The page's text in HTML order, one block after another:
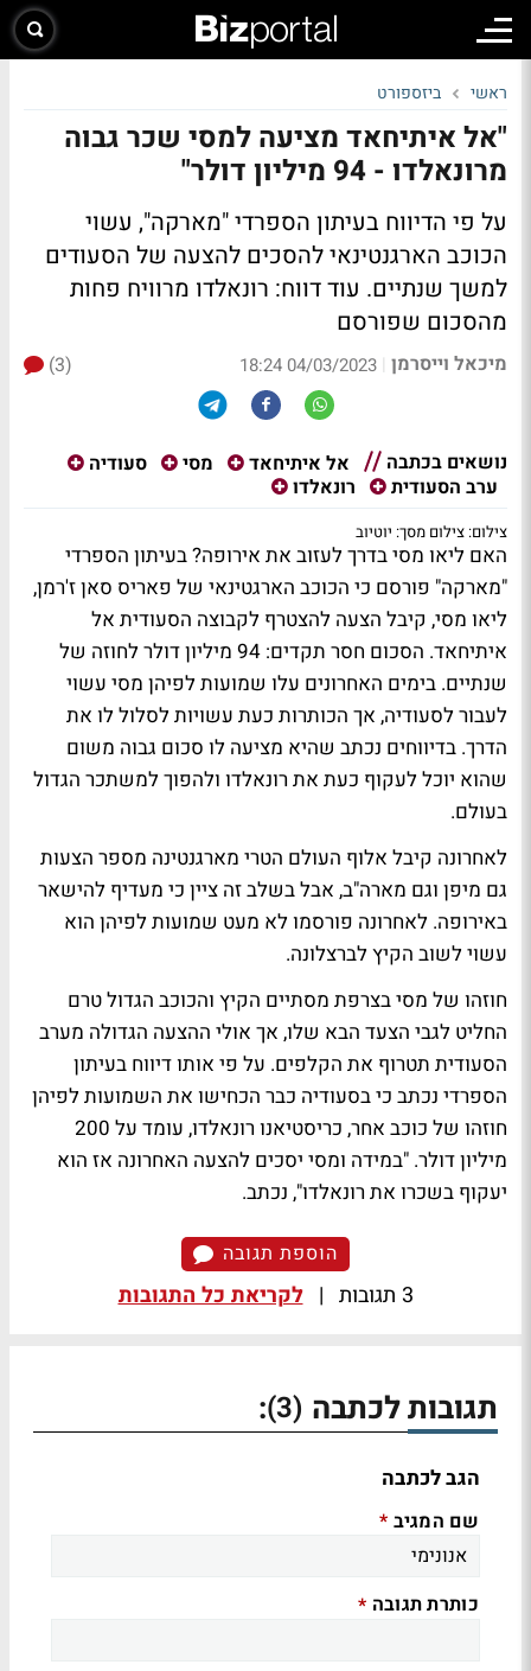
ראשי ביזספורט
"אל איתיחאד מציעה למסי שכר גבוה
מרונאלדו - 94 מיליון דולר"
על פי הדיווח בעיתון הספרדי "מארקה", עשוי
הכוכב הארגנטינאי להסכים להצעה של הסעודים
למשך שנתיים. עוד דווח: רונאלדו מרוויח פחות
מהסכום שפורסם
מיכאל וייסרמן |
04/03/2023 18:24
(3)
נושאים בכתבה אל איתיחאד מסי
סעודיה
ערב הסעודית
רונאלדו
צילום: צילום מסך: יוטיוב
האם ליאו מסי בדרך לעזוב את אירופה? בעיתון הספרדי
"מארקה" פורסם כי הכוכב הארגטינאי של פאריס סאן ז'רמן,
ליאו מסי, קיבל הצעה להצטרף לקבוצה הסעודית אל
איתיחאד. הסכום חסר תקדים: 94 מיליון דולר לחוזה של
שנתיים. בימים האחרונים עלו שמועות לפיהן מסי עשוי
לעבור לסעודיה, אך הכותרות כעת עשויות לסלול לו את
הדרך. בדיווחים נכתב שהיא מציעה לו סכום גבוה משום
שהוא יוכל לעקוף כעת את רונאלדו ולהפוך למשתכר הגדול
בעולם.
לאחרונה קיבל אלוף העולם הטרי מארגנטינה מספר הצעות
גם מיפן וגם מארה"ב, אבל בשלב זה ציין כי מעדיף להישאר
באירופה. לאחרונה פורסמו לא מעט שמועות לפיהן הוא
עשוי לשוב הקיץ לברצלונה.
חוזהו של מסי בצרפת מסתיים הקיץ והכוכב הגדול טרם
החליט לגבי הצעד הבא שלו, אך אולי ההצעה הגדולה מערב
הסעודית תטרוף את הקלפים. על פי אותו דיווח בעיתון
הספרדי נכתב כי בסעודיה כבר הכחישו את השמועות לפיהן
חוזהו של כוכב אחר, כריסטיאנו רונאלדו, עומד על 200
מיליון דולר. "במידה ומסי יסכים להצעה האחרונה אז הוא
יעקוף בשכרו את רונאלדו", נכתב.
הוספת תגובה
3 תגובות | לקריאת כל התגובות
תגובות לכתבה (3)
:
הגב לכתבה
שם המגיב *
כותרת תגובה *